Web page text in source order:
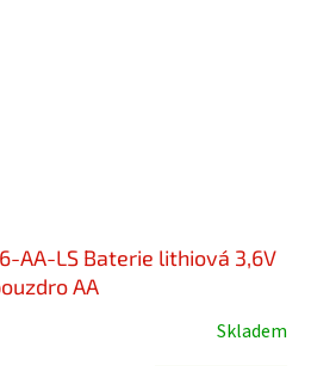
AA-LS Baterie lithiová 3,6V
AA
Skladem